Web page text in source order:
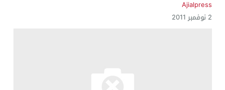
Ajialpress
2 نوفمبر 2011